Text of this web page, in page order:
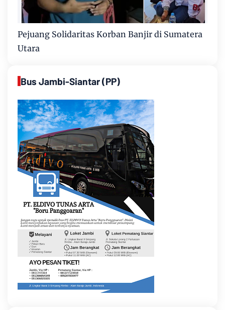
Pejuang Solidaritas Korban Banjir di Sumatera
Utara
Bus Jambi-Siantar (PP)